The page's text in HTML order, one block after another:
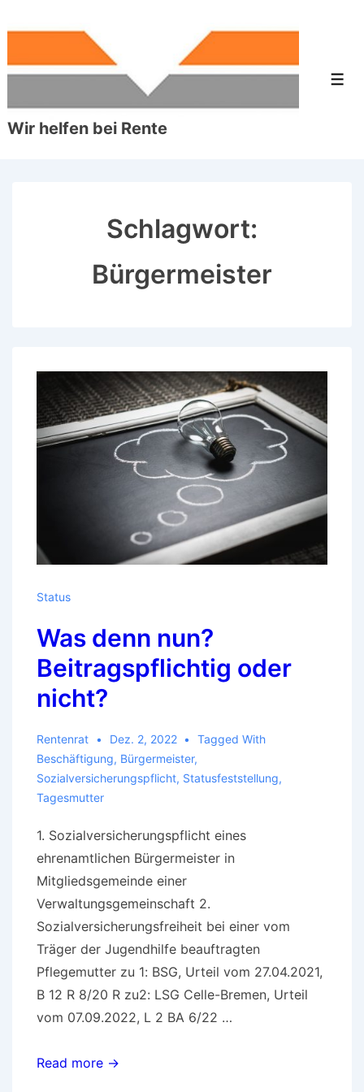
Zum
Wir helfen bei Rente
Schlagwort:
Bürgermeister
Status
Was denn nun?
Beitragspflichtig oder
nicht?
Rentenrat Dez. 2, 2022
Tagged With
Beschäftigung, Bürgermeister,
Sozialversicherungspflicht, Statusfeststellung,
Tagesmutter
1. Sozialversicherungspflicht eines
ehrenamtlichen Bürgermeister in
Mitgliedsgemeinde einer
Verwaltungsgemeinschaft 2.
Sozialversicherungsfreiheit bei einer vom
Träger der Jugendhilfe beauftragten
Pflegemutter zu 1: BSG, Urteil vom 27.04.2021,
B 12 R 8/20 R zu2: LSG Celle-Bremen, Urteil
vom 07.09.2022, L 2 BA 6/22 …
Was
Read more →